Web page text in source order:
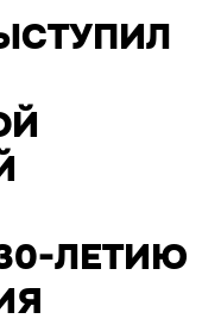
ЛЕТИЮ